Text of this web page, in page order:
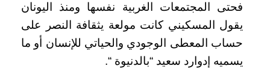
فحتى المجتمعات الغربية نفسها ومنذ اليونان
يقول المسكيني كانت مولعة يثقافة النصر على
حساب المعطى الوجودي والحياتي للإنسان أو ما
يسميه إدوارد سعيد “بالدنيوة “.